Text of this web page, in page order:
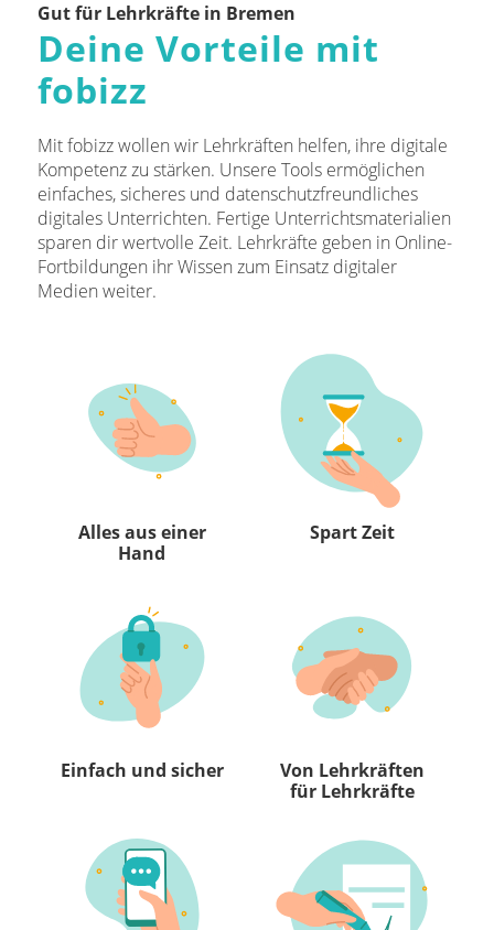
Gut für Lehrkräfte in Bremen
Deine Vorteile mit
fobizz
Mit fobizz wollen wir Lehrkräften helfen, ihre digitale
Kompetenz zu stärken. Unsere Tools ermöglichen
einfaches, sicheres und datenschutzfreundliches
digitales Unterrichten. Fertige Unterrichtsmaterialien
sparen dir wertvolle Zeit. Lehrkräfte geben in Online-
Fortbildungen ihr Wissen zum Einsatz digitaler
Medien weiter.
Alles aus einer
Hand
Spart Zeit
Einfach und sicher
Von Lehrkräften
für Lehrkräfte